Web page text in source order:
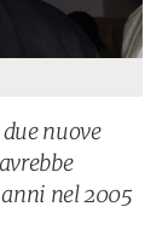
nuove
nel 2005